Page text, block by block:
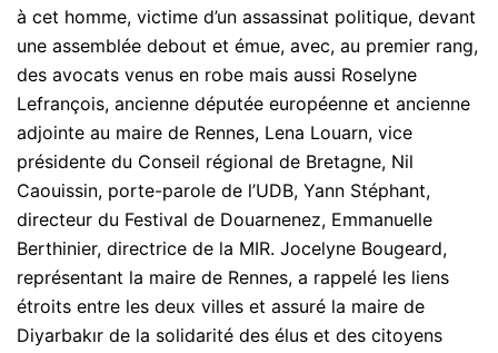
à cet homme, victime d’un assassinat politique, devant
une assemblée debout et émue, avec, au premier rang,
des avocats venus en robe mais aussi Roselyne
Lefrançois, ancienne députée européenne et ancienne
adjointe au maire de Rennes, Lena Louarn, vice
présidente du Conseil régional de Bretagne, Nil
Caouissin, porte-parole de l’UDB, Yann Stéphant,
directeur du Festival de Douarnenez, Emmanuelle
Berthinier, directrice de la MIR. Jocelyne Bougeard,
représentant la maire de Rennes, a rappelé les liens
étroits entre les deux villes et assuré la maire de
Diyarbakır de la solidarité des élus et des citoyens